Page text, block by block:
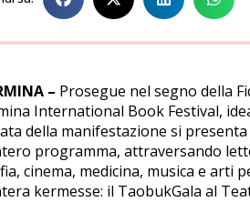
– Prosegue nel segno della
International Book Festival,
della manifestazione si
programma, attraversando
cinema, medicina, musica e arti
kermesse: il TaobukGala al